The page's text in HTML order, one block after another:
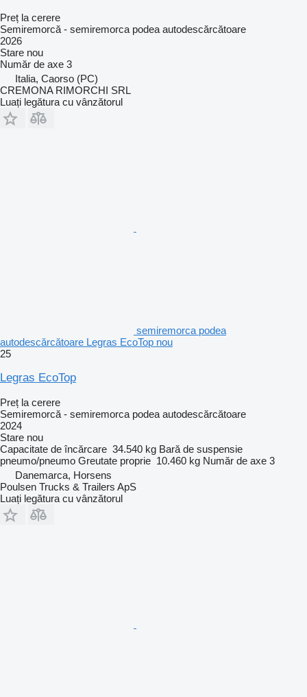
Preț la cerere
Semiremorcă - semiremorca podea autodescărcătoare
2026
Stare nou
Număr de axe 3
Italia, Caorso (PC)
CREMONA RIMORCHI SRL
Luați legătura cu vânzătorul
semiremorca podea
autodescărcătoare Legras EcoTop nou
25
Legras EcoTop
Preț la cerere
Semiremorcă - semiremorca podea autodescărcătoare
2024
Stare nou
Capacitate de încărcare 34.540 kg Bară de suspensie
pneumo/pneumo Greutate proprie 10.460 kg Număr de axe 3
Danemarca, Horsens
Poulsen Trucks & Trailers ApS
Luați legătura cu vânzătorul